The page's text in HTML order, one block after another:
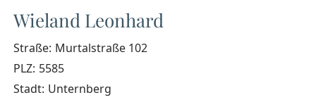
Wieland Leonhard
Straße: Murtalstraße 102
PLZ: 5585
Stadt: Unternberg